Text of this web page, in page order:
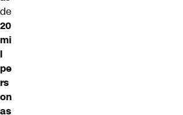
de
20
mi
l
pe
rs
on
as